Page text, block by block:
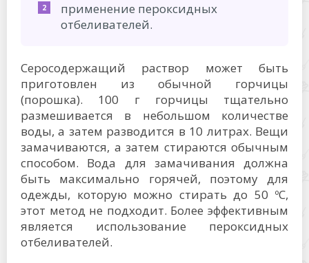
применение пероксидных
отбеливателей.
Серосодержащий раствор может быть
приготовлен из обычной горчицы
(порошка). 100 г горчицы тщательно
размешивается в небольшом количестве
воды, а затем разводится в 10 литрах. Вещи
замачиваются, а затем стираются обычным
способом. Вода для замачивания должна
быть максимально горячей, поэтому для
одежды, которую можно стирать до 50 ºС,
этот метод не подходит. Более эффективным
является использование пероксидных
отбеливателей.